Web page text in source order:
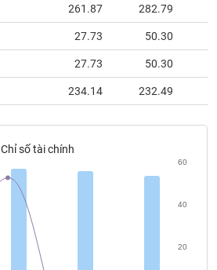
261.87 282.79
27.73 50.30
27.73 50.30
234.14 232.49
Chỉ số tài chính
20
40
60